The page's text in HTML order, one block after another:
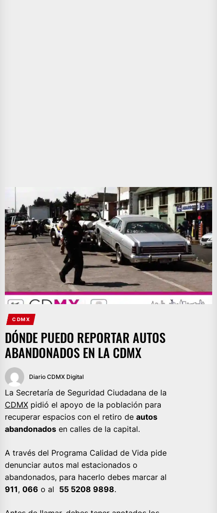
CDMX
DÓNDE PUEDO REPORTAR AUTOS
ABANDONADOS EN LA CDMX
Diario CDMX Digital
La Secretaría de Seguridad Ciudadana de la
CDMX pidió el apoyo de la población para
recuperar espacios con el retiro de autos
abandonados en calles de la capital.
A través del Programa Calidad de Vida pide
denunciar autos mal estacionados o
abandonados, para hacerlo debes marcar al
911, 066 o al 55 5208 9898.